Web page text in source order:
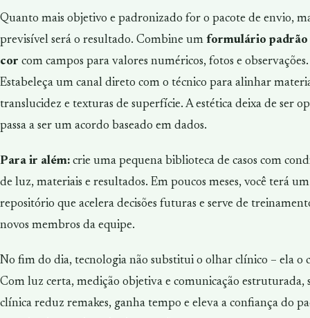
Quanto mais objetivo e padronizado for o pacote de envio,
previsível será o resultado. Combine um formulário padrão
cor com campos para valores numéricos, fotos e observações.
Estabeleça um canal direto com o técnico para alinhar
translucidez e texturas de superfície. A estética deixa de ser
passa a ser um acordo baseado em dados.
Para ir além: crie uma pequena biblioteca de casos com
de luz, materiais e resultados. Em poucos meses, você terá um
repositório que acelera decisões futuras e serve de
novos membros da equipe.
No fim do dia, tecnologia não substitui o olhar clínico – ela o
Com luz certa, medição objetiva e comunicação estruturada,
clínica reduz remakes, ganha tempo e eleva a confiança do